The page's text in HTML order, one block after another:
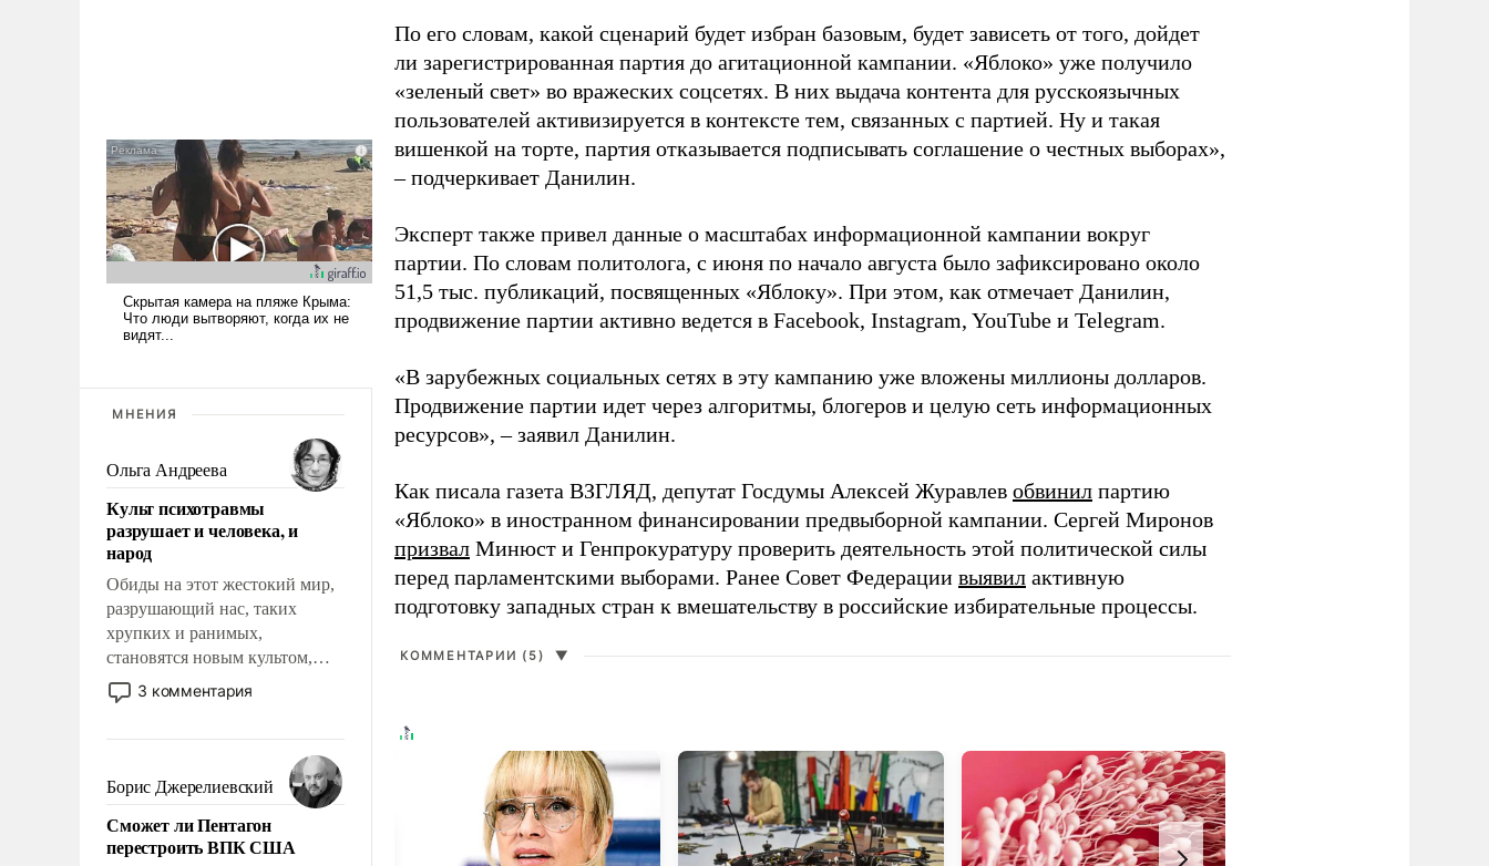
МНЕНИЯ
Ольга Андреева
Культ психотравмы
разрушает и человека, и
народ
Обиды на этот жестокий мир,
разрушающий нас, таких
хрупких и ранимых,
становятся новым культом,
постепенно вытесняя и
отменяя традиционное
мужественным и твердым под
ударами судьбы, брать на себя
ответственность, помогать
слабым, идти вперед и
адаптироваться.
3 комментария
Борис Джерелиевский
Сможет ли Пентагон
перестроить ВПК США
По его словам, какой сценарий будет избран базовым, будет зависеть от того, дойдет
ли зарегистрированная партия до агитационной кампании. «Яблоко» уже получило
«зеленый свет» во вражеских соцсетях. В них выдача контента для русскоязычных
пользователей активизируется в контексте тем, связанных с партией. Ну и такая
вишенкой на торте, партия отказывается подписывать соглашение о честных выборах»,
– подчеркивает Данилин.
Эксперт также привел данные о масштабах информационной кампании вокруг
партии. По словам политолога, с июня по начало августа было зафиксировано около
51,5 тыс. публикаций, посвященных «Яблоку». При этом, как отмечает Данилин,
продвижение партии активно ведется в Facebook, Instagram, YouTube и Telegram.
«В зарубежных социальных сетях в эту кампанию уже вложены миллионы долларов.
Продвижение партии идет через алгоритмы, блогеров и целую сеть информационных
ресурсов», – заявил Данилин.
Как писала газета ВЗГЛЯД, депутат Госдумы Алексей Журавлев обвинил партию
«Яблоко» в иностранном финансировании предвыборной кампании. Сергей Миронов
призвал Минюст и Генпрокуратуру проверить деятельность этой политической силы
перед парламентскими выборами. Ранее Совет Федерации выявил активную
подготовку западных стран к вмешательству в российские избирательные процессы.
КОММЕНТАРИИ (5) ▼